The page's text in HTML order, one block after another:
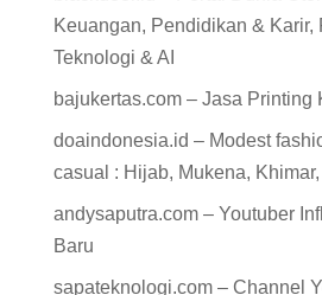
Keuangan, Pendidikan & Karir,
Teknologi & AI
bajukertas.com – Jasa Printing
doaindonesia.id – Modest
casual : Hijab, Mukena, Khimar,
andysaputra.com – Youtuber
Baru
sapateknologi.com – Channel